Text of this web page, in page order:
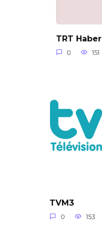
TRT Haber
0 151
TVM3
0 153